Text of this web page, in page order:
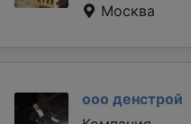
Москва
ооо денстрой